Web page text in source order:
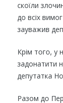
скоїли
до всіх
зауважив
Крім того, у
задонатити
депутатка
Разом до